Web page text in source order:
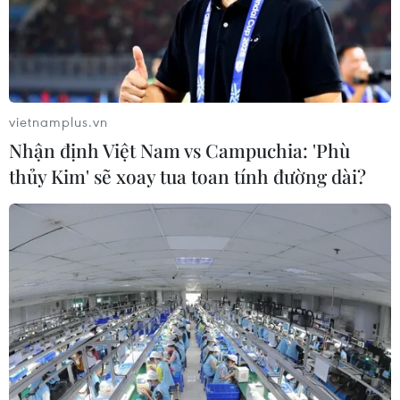
doanh thu quý kỷ lục
06/08/2026 03:33
Làm giàu từ cây na ở vùng cao tại
Ninh Bình
06/08/2026 02:50
Mỹ chuẩn bị áp thuế 15% nguyên liệu
then chốt sản xuất pin mặt trời
06/08/2026 02:12
Giá vàng trong nước tiếp tục tăng,
SJC lên ngưỡng 143,3 triệu đồng mỗi
vietnamplus.vn
Nhận định Việt Nam vs Campuchia: 'Phù
thủy Kim' sẽ xoay tua toan tính đường dài?